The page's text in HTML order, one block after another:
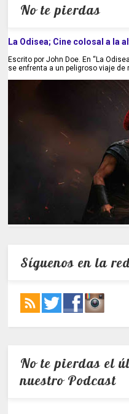
No te pierdas
La Odisea; Cine colosal a la
Escrito por John Doe. En “La
se enfrenta a un peligroso viaje de
Síguenos en la
No te pierdas el
nuestro Podcast